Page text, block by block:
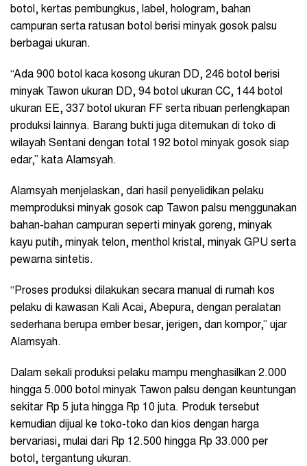
botol, kertas pembungkus, label, hologram, bahan
campuran serta ratusan botol berisi minyak gosok palsu
berbagai ukuran.
“Ada 900 botol kaca kosong ukuran DD, 246 botol berisi
minyak Tawon ukuran DD, 94 botol ukuran CC, 144 botol
ukuran EE, 337 botol ukuran FF serta ribuan perlengkapan
produksi lainnya. Barang bukti juga ditemukan di toko di
wilayah Sentani dengan total 192 botol minyak gosok siap
edar,” kata Alamsyah.
Alamsyah menjelaskan, dari hasil penyelidikan pelaku
memproduksi minyak gosok cap Tawon palsu menggunakan
bahan-bahan campuran seperti minyak goreng, minyak
kayu putih, minyak telon, menthol kristal, minyak GPU serta
pewarna sintetis.
“Proses produksi dilakukan secara manual di rumah kos
pelaku di kawasan Kali Acai, Abepura, dengan peralatan
sederhana berupa ember besar, jerigen, dan kompor,” ujar
Alamsyah.
Dalam sekali produksi pelaku mampu menghasilkan 2.000
hingga 5.000 botol minyak Tawon palsu dengan keuntungan
sekitar Rp 5 juta hingga Rp 10 juta. Produk tersebut
kemudian dijual ke toko-toko dan kios dengan harga
bervariasi, mulai dari Rp 12.500 hingga Rp 33.000 per
botol, tergantung ukuran.